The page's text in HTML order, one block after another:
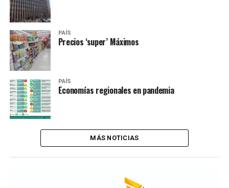
PAÍS
Precios ‘super’ Máximos
PAÍS
Economías regionales en pandemia
MÁS NOTICIAS